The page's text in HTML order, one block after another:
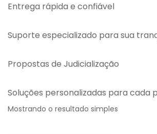
Entrega rápida e confiável
Suporte especializado para sua
Propostas de Judicialização
Soluções personalizadas para cada
Mostrando o resultado simples